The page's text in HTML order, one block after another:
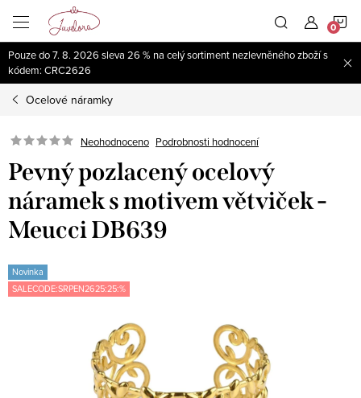
obsah
Pouze do 7. 8. 2026 sleva 26 % na celý sortiment nezlevněného zboží s
kódem: CRC2626
Ocelové náramky
Neohodnoceno Podrobnosti hodnocení
Pevný pozlacený ocelový
náramek s motivem větviček -
Meucci DB639
Novinka
SALECODE:SRPEN2625:25:%